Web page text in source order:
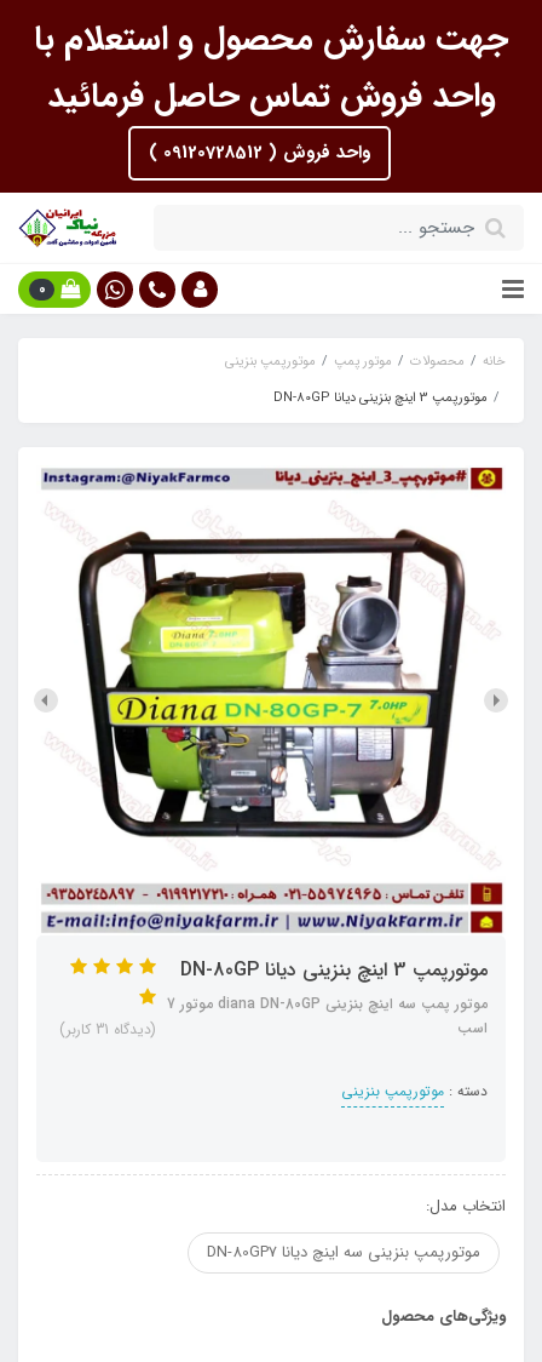
جهت سفارش محصول و استعلام با
واحد فروش تماس حاصل فرمائید
واحد فروش ( 09120728512 )
0
خانه محصولات موتور پمپ
موتورپمپ بنزینی
موتورپمپ 3 اینچ بنزینی دیانا DN-80GP
موتورپمپ 3 اینچ بنزینی دیانا DN-80GP
موتور پمپ سه اینچ بنزینی diana DN-80GP موتور 7
اسب
دسته : موتورپمپ بنزینی
(دیدگاه 31 کاربر)
انتخاب مدل:
موتورپمپ بنزینی سه اینچ دیانا DN-80GP7
ویژگی‌های محصول